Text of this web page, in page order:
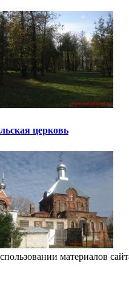
церковь
материалов